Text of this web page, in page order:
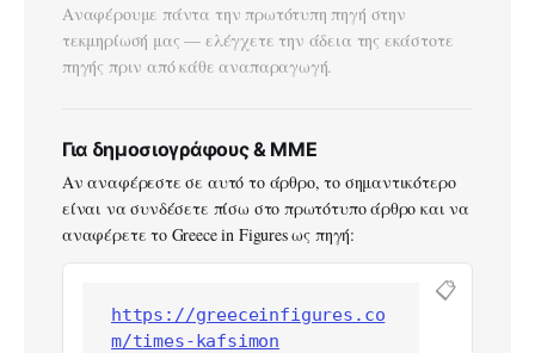
Αναφέρουμε πάντα την πρωτότυπη πηγή στην
τεκμηρίωσή μας — ελέγχετε την άδεια της εκάστοτε
πηγής πριν από κάθε αναπαραγωγή.
Για δημοσιογράφους & ΜΜΕ
Αν αναφέρεστε σε αυτό το άρθρο, το σημαντικότερο
είναι να συνδέσετε πίσω στο πρωτότυπο άρθρο και να
αναφέρετε το Greece in Figures ως πηγή:
https://greeceinfigures.co
m/times-kafsimon
📋